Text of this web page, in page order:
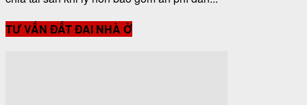
TƯ VẤN ĐẤT ĐAI NHÀ Ở